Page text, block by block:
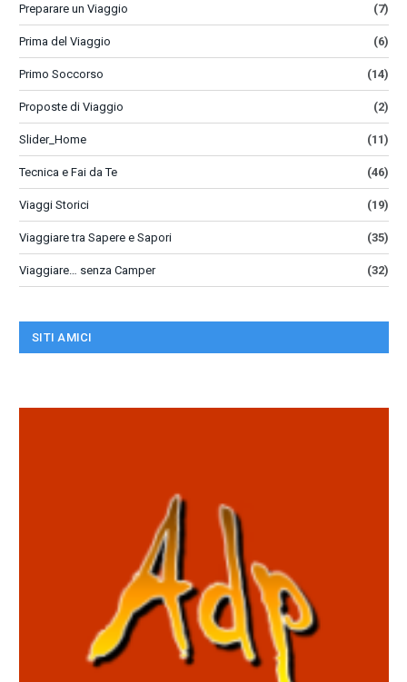
Preparare un Viaggio (7)
Prima del Viaggio (6)
Primo Soccorso (14)
Proposte di Viaggio (2)
Slider_Home (11)
Tecnica e Fai da Te (46)
Viaggi Storici (19)
Viaggiare tra Sapere e Sapori (35)
Viaggiare… senza Camper (32)
SITI AMICI